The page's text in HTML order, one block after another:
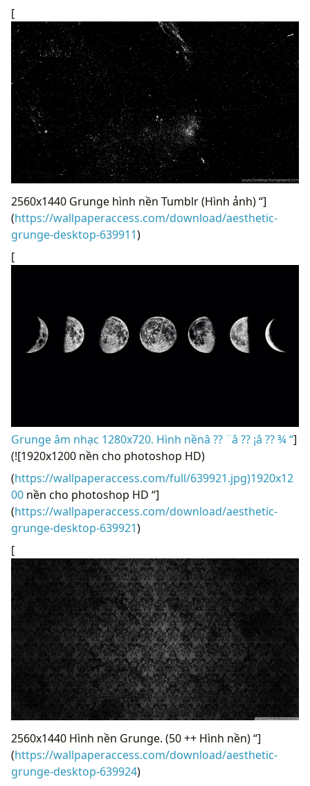
[
2560x1440 Grunge hình nền Tumblr (Hình ảnh) “]
(https://wallpaperaccess.com/download/aesthetic-
grunge-desktop-639911)
[
Grunge âm nhạc 1280x720. Hình nềnâ ?? ¨â ?? ¡â ?? ¾ “]
(![1920x1200 nền cho photoshop HD)
(https://wallpaperaccess.com/full/639921.jpg)1920x12
00 nền cho photoshop HD “]
(https://wallpaperaccess.com/download/aesthetic-
grunge-desktop-639921)
[
2560x1440 Hình nền Grunge. (50 ++ Hình nền) “]
(https://wallpaperaccess.com/download/aesthetic-
grunge-desktop-639924)